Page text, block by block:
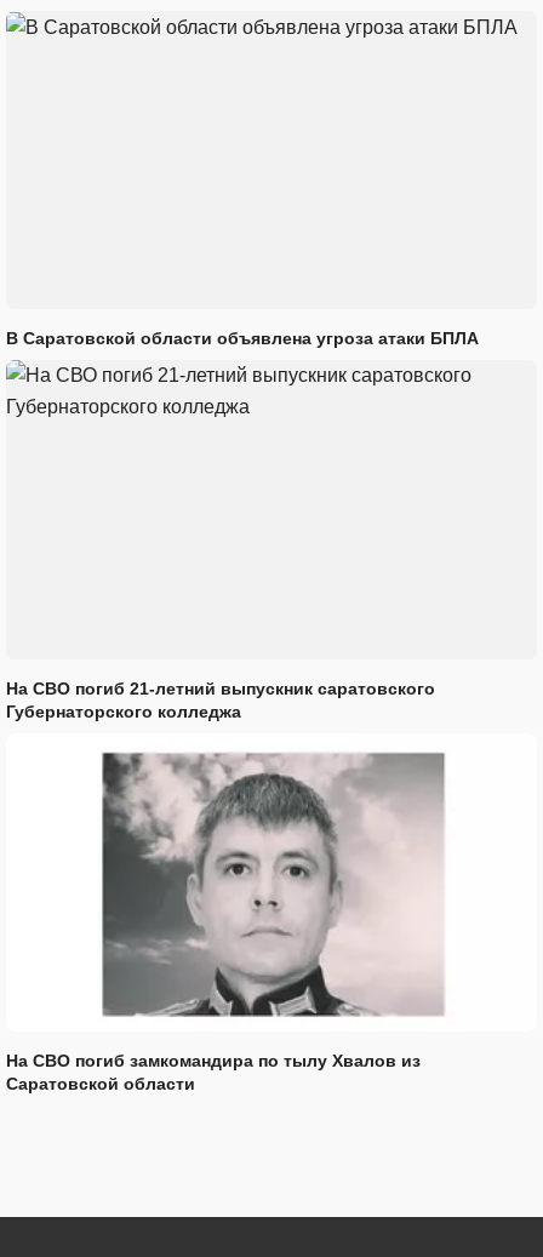
В Саратовской области объявлена угроза атаки БПЛА
На СВО погиб 21-летний выпускник саратовского
Губернаторского колледжа
На СВО погиб замкомандира по тылу Хвалов из
Саратовской области